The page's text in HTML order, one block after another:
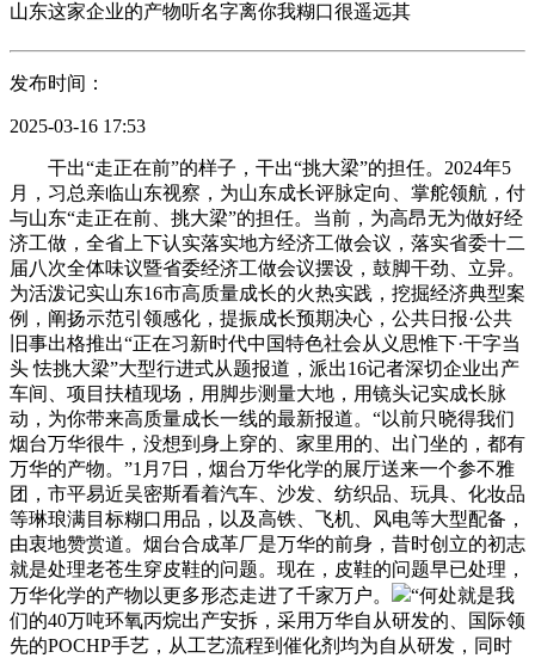
山东这家企业的产物听名字离你我糊口很遥远其
发布时间：
2025-03-16 17:53
干出“走正在前”的样子，干出“挑大梁”的担任。2024年5
月，习总亲临山东视察，为山东成长评脉定向、掌舵领航，付
与山东“走正在前、挑大梁”的担任。当前，为高昂无为做好经
济工做，全省上下认实落实地方经济工做会议，落实省委十二
届八次全体味议暨省委经济工做会议摆设，鼓脚干劲、立异。
为活泼记实山东16市高质量成长的火热实践，挖掘经济典型案
例，阐扬示范引领感化，提振成长预期决心，公共日报·公共
旧事出格推出“正在习新时代中国特色社会从义思惟下·干字当
头 怯挑大梁”大型行进式从题报道，派出16记者深切企业出产
车间、项目扶植现场，用脚步测量大地，用镜头记实成长脉
动，为你带来高质量成长一线的最新报道。“以前只晓得我们
烟台万华很牛，没想到身上穿的、家里用的、出门坐的，都有
万华的产物。”1月7日，烟台万华化学的展厅送来一个参不雅
团，市平易近吴密斯看着汽车、沙发、纺织品、玩具、化妆品
等琳琅满目标糊口用品，以及高铁、飞机、风电等大型配备，
由衷地赞赏道。烟台合成革厂是万华的前身，昔时创立的初志
就是处理老苍生穿皮鞋的问题。现在，皮鞋的问题早已处理，
万华化学的产物以更多形态走进了千家万户。
“何处就是我
们的40万吨环氧丙烷出产安拆，采用万华自从研发的、国际领
先的POCHP手艺，从工艺流程到催化剂均为自从研发，同时